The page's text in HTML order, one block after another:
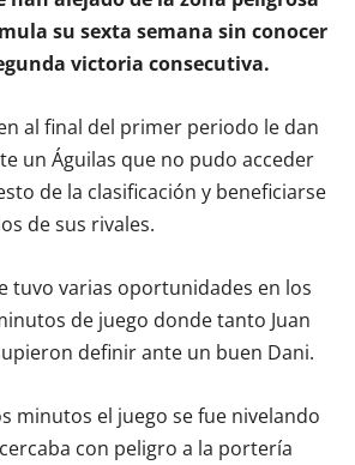
su sexta semana sin conocer
victoria consecutiva.
al final del primer periodo le dan
un Águilas que no pudo acceder
de la clasificación y beneficiarse
de sus rivales.
tuvo varias oportunidades en los
de juego donde tanto Juan
definir ante un buen Dani.
minutos el juego se fue nivelando
con peligro a la portería